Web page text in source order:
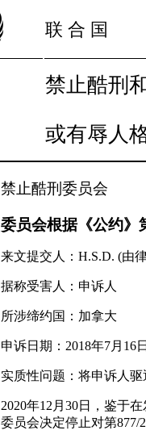
联 合 国
禁止酷刑
或有辱人
禁止酷刑委员会
委员会根据《公约》
来文提交人：H.S.D. (由
据称受害人：申诉人
所涉缔约国：加拿大
申诉日期：2018年7月16
实质性问题：将申诉人
2020年12月30日，鉴于
委员会决定停止对第877/